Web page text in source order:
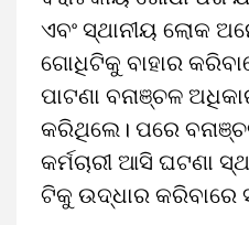
ଏବଂ ସ୍ଥାନୀୟ ଲୋକ
ଗୋଧିଟିକୁ ବାହାର
ପାଟଣା ବନାଞ୍ଚଳ
କରିଥିଲେ। ପରେ
କର୍ମଚାରୀ ଆସି ଘଟଣା
ଟିକୁ ଉଦ୍ଧାର